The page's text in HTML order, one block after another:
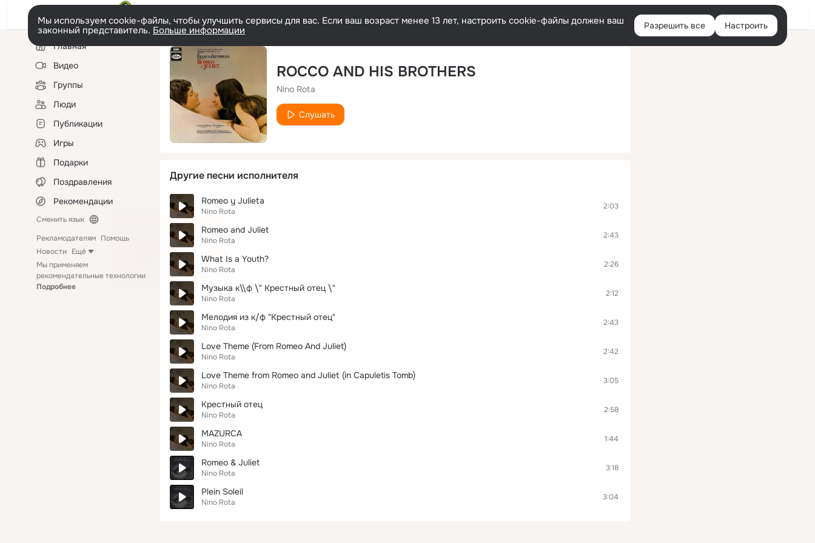
Войти
Мы используем cookie-файлы, чтобы улучшить сервисы для вас. Если ваш возраст менее 13 лет, настроить cookie-файлы должен ваш
законный представитель. Больше информации Разрешить все Настроить
Левая
колонкаГлавная
Видео
Группы
Люди
Публикации
Игры
Подарки
Поздравления
Рекомендации
Сменить язык
Рекламодателям Помощь
Новости Ещё
Мы применяем
рекомендательные технологии
Подробнее
ROCCO AND HIS BROTHERS
Nino Rota
Слушать
Другие песни исполнителя
Romeo y Julieta
Nino Rota
2:03
Romeo and Juliet
Nino Rota
2:43
What Is a Youth?
Nino Rota
2:26
Музыка к\\ф \" Крестный отец \"
Nino Rota
2:12
Мелодия из к/ф "Крестный отец"
Nino Rota
2:43
Love Theme (From Romeo And Juliet)
Nino Rota
2:42
Love Theme from Romeo and Juliet (in Capuletis Tomb)
Nino Rota
3:05
Крестный отец
Nino Rota
2:58
MAZURCA
Nino Rota
1:44
Romeo & Juliet
Nino Rota
3:18
Plein Soleil
Nino Rota
3:04